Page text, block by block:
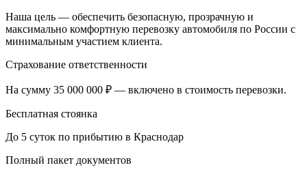
Наша цель — обеспечить безопасную, прозрачную и
максимально комфортную перевозку автомобиля по России с
минимальным участием клиента.
Страхование ответственности
На сумму 35 000 000 ₽ — включено в стоимость перевозки.
Бесплатная стоянка
До 5 суток по прибытию в Краснодар
Полный пакет документов